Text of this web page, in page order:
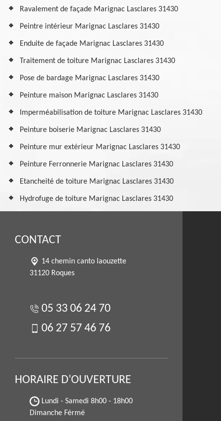
Ravalement de façade Marignac Lasclares 31430
Peintre intérieur Marignac Lasclares 31430
Enduite de façade Marignac Lasclares 31430
Traitement de toiture Marignac Lasclares 31430
Pose de bardage Marignac Lasclares 31430
Peinture maison Marignac Lasclares 31430
Imperméabilisation de toiture Marignac Lasclares 31430
Peinture boiserie Marignac Lasclares 31430
Peinture mur extérieur Marignac Lasclares 31430
Peinture Ferronnerie Marignac Lasclares 31430
Etancheité de toiture Marignac Lasclares 31430
Hydrofuge de toiture Marignac Lasclares 31430
CONTACT
14 chemin canto laouzette
31120 Roques
05 33 06 24 70
06 27 57 46 76
HORAIRE D'OUVERTURE
Lundi - Samedi 8h00 - 18h00
Dimanche Férmé